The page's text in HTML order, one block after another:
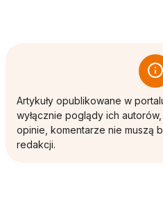
Artykuły opublikowane w
wyłącznie poglądy ich
opinie, komentarze nie muszą
redakcji.